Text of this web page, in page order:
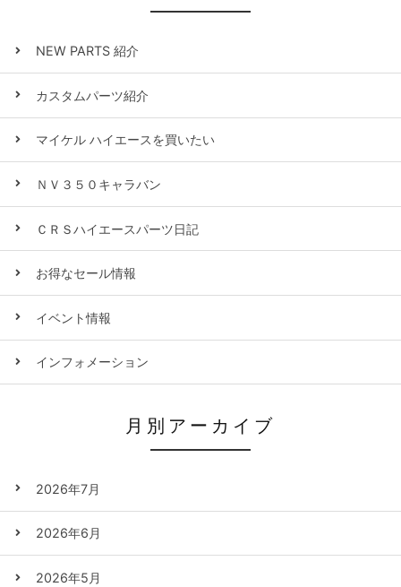
NEW PARTS 紹介
カスタムパーツ紹介
マイケル ハイエースを買いたい
ＮＶ３５０キャラバン
ＣＲＳハイエースパーツ日記
お得なセール情報
イベント情報
インフォメーション
月別アーカイブ
2026年7月
2026年6月
2026年5月